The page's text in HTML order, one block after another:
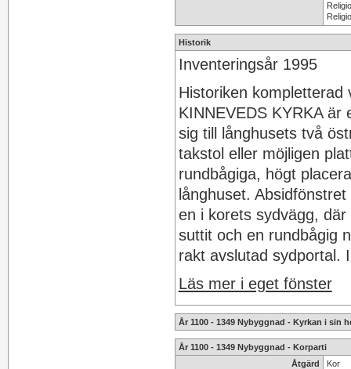
Historik
Inventeringsår 1995
Historiken kompletterad
KINNEVEDS KYRKA
sig till långhusets två
takstol eller möjligen
rundbågiga, högt
långhuset.
en i korets sydvägg,
suttit och en rundbågig
rakt avslutad sydportal.
Läs mer i eget fönster
År 1100 - 1349 Nybyggnad - Kyrkan i sin
År 1100 - 1349 Nybyggnad - Korparti
Åtgärd
Kor